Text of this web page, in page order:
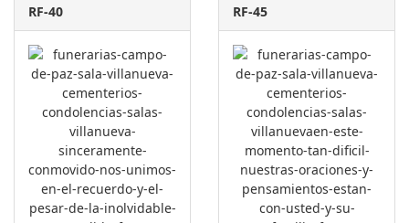
RF-40 RF-45